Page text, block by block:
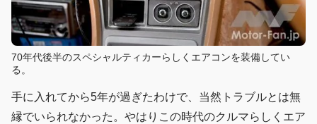
70年代後半のスペシャルティカーらしくエアコンを装備してい
る。
手に入れてから5年が過ぎたわけで、当然トラブルとは無
縁でいられなかった。やはりこの時代のクルマらしくエア